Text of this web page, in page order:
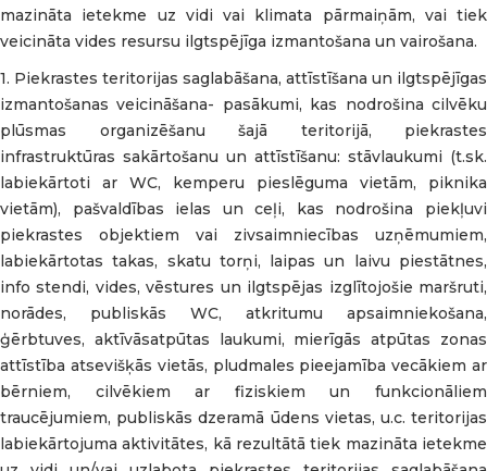
mazināta ietekme uz vidi vai klimata pārmaiņām, vai tiek
veicināta vides resursu ilgtspējīga izmantošana un vairošana.
1. Piekrastes teritorijas saglabāšana, attīstīšana un ilgtspējīgas
izmantošanas veicināšana- pasākumi, kas nodrošina cilvēku
plūsmas organizēšanu šajā teritorijā, piekrastes
infrastruktūras sakārtošanu un attīstīšanu: stāvlaukumi (t.sk.
labiekārtoti ar WC, kemperu pieslēguma vietām, piknika
vietām), pašvaldības ielas un ceļi, kas nodrošina piekļuvi
piekrastes objektiem vai zivsaimniecības uzņēmumiem,
labiekārtotas takas, skatu torņi, laipas un laivu piestātnes,
info stendi, vides, vēstures un ilgtspējas izglītojošie maršruti,
norādes, publiskās WC, atkritumu apsaimniekošana,
ģērbtuves, aktīvāsatpūtas laukumi, mierīgās atpūtas zonas
attīstība atsevišķās vietās, pludmales pieejamība vecākiem ar
bērniem, cilvēkiem ar fiziskiem un funkcionāliem
traucējumiem, publiskās dzeramā ūdens vietas, u.c. teritorijas
labiekārtojuma aktivitātes, kā rezultātā tiek mazināta ietekme